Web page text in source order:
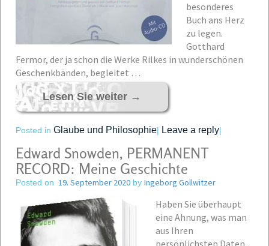
besonderes
Buch ans Herz
zu legen.
Gotthard
Fermor, der ja schon die Werke Rilkes in wunderschönen
Geschenkbänden, begleitet …
Lesen Sie weiter →
Posted in Glaube und Philosophie| Leave a reply|
Edward Snowden, PERMANENT
RECORD: Meine Geschichte
Posted on 19. September 2020 by Ingeborg Gollwitzer
Haben Sie überhaupt
eine Ahnung, was man
aus Ihren
persönlichsten Daten,